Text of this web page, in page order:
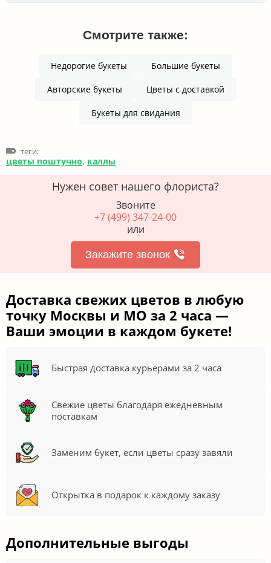
Смотрите также:
Недорогие букеты Большие букеты
Авторские букеты Цветы с доставкой
Букеты для свидания
теги:
цветы поштучно, каллы
Нужен совет нашего флориста?
Звоните
+7 (499) 347-24-00
или
Закажите звонок
Доставка свежих цветов в любую
точку Москвы и МО за 2 часа —
Ваши эмоции в каждом букете!
Быстрая доставка курьерами за 2 часа
Свежие цветы благодаря ежедневным
поставкам
Заменим букет, если цветы сразу завяли
Открытка в подарок к каждому заказу
Дополнительные выгоды